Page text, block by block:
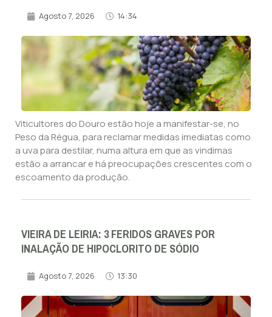
Agosto 7, 2026 14:34
Viticultores do Douro estão hoje a manifestar-se, no
Peso da Régua, para reclamar medidas imediatas como
a uva para destilar, numa altura em que as vindimas
estão a arrancar e há preocupações crescentes com o
escoamento da produção.
VIEIRA DE LEIRIA: 3 FERIDOS GRAVES POR
INALAÇÃO DE HIPOCLORITO DE SÓDIO
Agosto 7, 2026 13:30